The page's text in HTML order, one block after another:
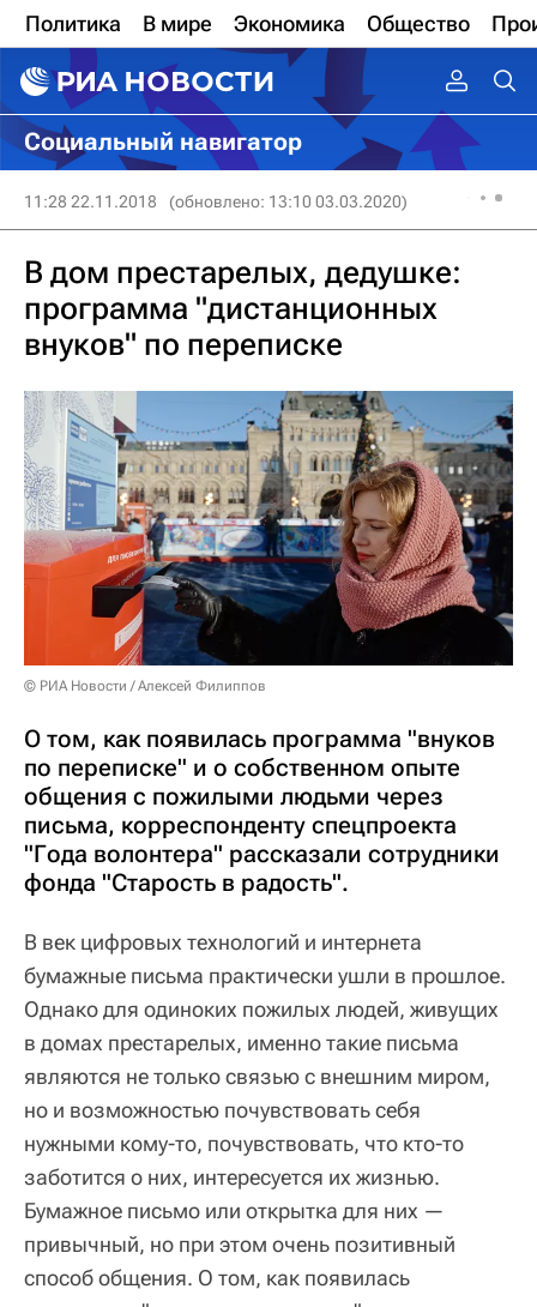
Политика В мире Экономика Общество
Социальный навигатор
11:28 22.11.2018 (обновлено: 13:10 03.03.2020)
В дом престарелых, дедушке:
программа "дистанционных
внуков" по переписке
© РИА Новости / Алексей Филиппов
О том, как появилась программа "внуков
по переписке" и о собственном опыте
общения с пожилыми людьми через
письма, корреспонденту спецпроекта
"Года волонтера" рассказали сотрудники
фонда "Старость в радость".
В век цифровых технологий и интернета
бумажные письма практически ушли в прошлое.
Однако для одиноких пожилых людей, живущих
в домах престарелых, именно такие письма
являются не только связью с внешним миром,
но и возможностью почувствовать себя
нужными кому-то, почувствовать, что кто-то
заботится о них, интересуется их жизнью.
Бумажное письмо или открытка для них —
привычный, но при этом очень позитивный
способ общения. О том, как появилась